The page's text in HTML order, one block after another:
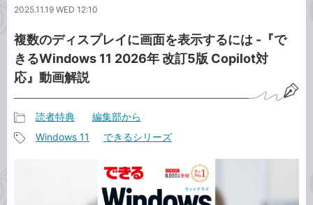
ッ
2025.11.19 WED 12:10
複数のディスプレイに画面を表示するには -『で
きるWindows 11 2026年 改訂5版 Copilot対
応』動画解説
事
読者特典 編集部から
Windows 11 できるシリーズ